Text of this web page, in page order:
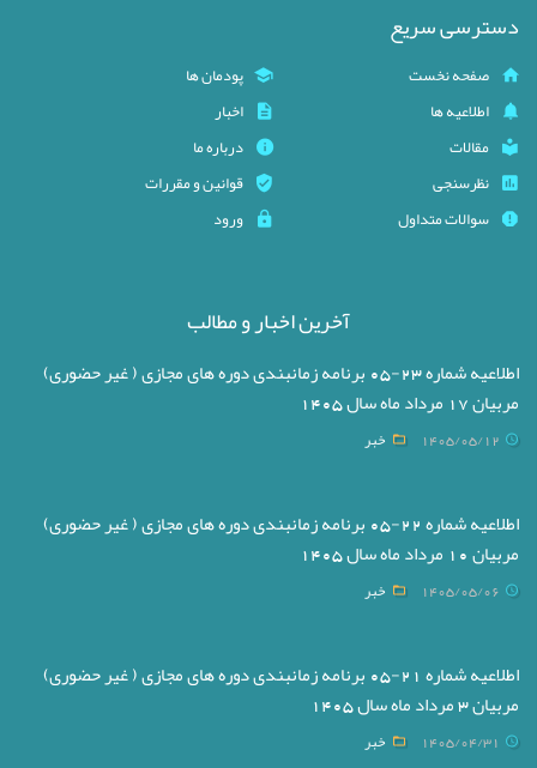
دسترسی سریع
صفحه نخست
پودمان ها
اطلاعیه ها
اخبار
مقالات
درباره ما
نظرسنجی
قوانین و مقررات
سوالات متداول
ورود
آخرین اخبار و مطالب
اطلاعیه شماره 23-05 برنامه زمانبندی دوره های مجازی ( غیر حضوری)
مربیان 17 مرداد ماه سال 1405
1405/05/12 خبر
اطلاعیه شماره 22-05 برنامه زمانبندی دوره های مجازی ( غیر حضوری)
مربیان 10 مرداد ماه سال 1405
1405/05/06 خبر
اطلاعیه شماره 21-05 برنامه زمانبندی دوره های مجازی ( غیر حضوری)
مربیان 3 مرداد ماه سال 1405
1405/04/31 خبر